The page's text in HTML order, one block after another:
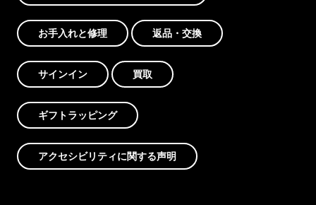
お手入れと修理 返品・交換
サインイン 買取
ギフトラッピング
アクセシビリティに関する声明